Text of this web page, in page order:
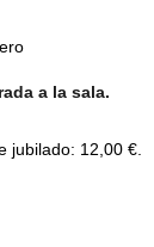
a la sala.
jubilado: 12,00 €.